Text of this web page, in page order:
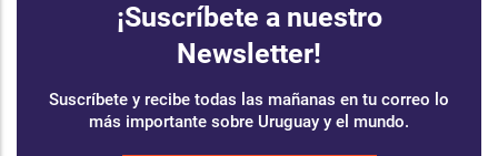
¡Suscríbete a nuestro
Newsletter!
Suscríbete y recibe todas las mañanas en tu correo lo
más importante sobre Uruguay y el mundo.